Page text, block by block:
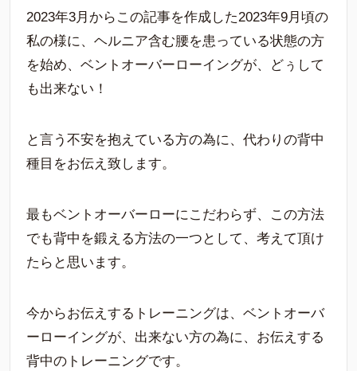
2023年3月からこの記事を作成した2023年9月頃の
私の様に、ヘルニア含む腰を患っている状態の方
を始め、ベントオーバーローイングが、どぅして
も出来ない！
と言う不安を抱えている方の為に、代わりの背中
種目をお伝え致します。
最もベントオーバーローにこだわらず、この方法
でも背中を鍛える方法の一つとして、考えて頂け
たらと思います。
今からお伝えするトレーニングは、ベントオーバ
ーローイングが、出来ない方の為に、お伝えする
背中のトレーニングです。